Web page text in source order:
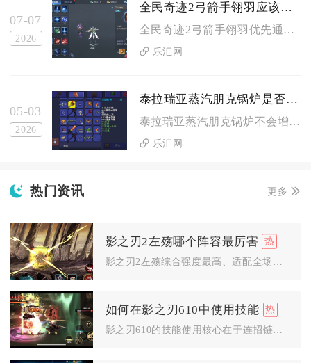
07-07
2026
全民奇迹2弓箭手翎羽应该用哪种办法取得
全民奇迹2弓箭手翎羽优先通过日常副本、限时活动、公会玩法稳定...
乐汇网
05-03
2026
泰拉瑞亚蒸汽朋克锅炉是否会增加资源收集速度
泰拉瑞亚蒸汽朋克锅炉不会增加资源收集速度，它仅是一个困难模式...
乐汇网
热门资讯 更多
影之刃2左殇哪个阵容最厉害
如何在影之刃610中使用技能